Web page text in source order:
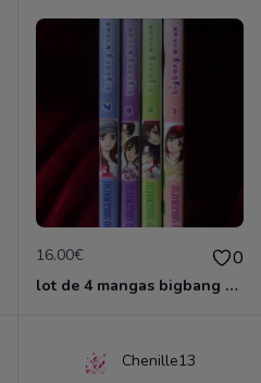
16.00€ 0
lot de 4 mangas bigbang venus
Chenille13